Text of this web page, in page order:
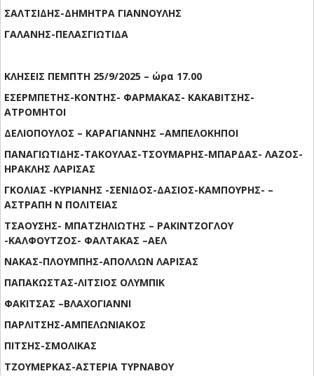
ΣΑΛΤΣΙΔΗΣ-ΔΗΜΗΤΡΑ ΓΙΑΝΝΟΥΛΗΣ
ΓΑΛΑΝΗΣ-ΠΕΛΑΣΓΙΩΤΙΔΑ
ΚΛΗΣΕΙΣ ΠΕΜΠΤΗ 25/9/2025 – ώρα 17.00
ΕΣΕΡΜΠΕΤΗΣ-ΚΟΝΤΗΣ- ΦΑΡΜΑΚΑΣ- ΚΑΚΑΒΙΤΣΗΣ-
ΑΤΡΟΜΗΤΟΙ
ΔΕΛΙΟΠΟΥΛΟΣ – ΚΑΡΑΓΙΑΝΝΗΣ –ΑΜΠΕΛΟΚΗΠΟΙ
ΠΑΝΑΓΙΩΤΙΔΗΣ-ΤΑΚΟΥΛΑΣ-ΤΣΟΥΜΑΡΗΣ-ΜΠΑΡΔΑΣ- ΛΑΖΟΣ-
ΗΡΑΚΛΗΣ ΛΑΡΙΣΑΣ
ΓΚΟΛΙΑΣ -ΚΥΡΙΑΝΗΣ -ΣΕΝΙΔΟΣ-ΔΑΣΙΟΣ-ΚΑΜΠΟΥΡΗΣ- –
ΑΣΤΡΑΠΗ Ν ΠΟΛΙΤΕΙΑΣ
ΤΣΑΟΥΣΗΣ- ΜΠΑΤΖΗΛΙΩΤΗΣ – ΡΑΚΙΝΤΖΟΓΛΟΥ
-ΚΑΛΦΟΥΤΖΟΣ- ΦΑΛΤΑΚΑΣ –ΑΕΛ
ΝΑΚΑΣ-ΠΛΟΥΜΠΗΣ-ΑΠΟΛΛΩΝ ΛΑΡΙΣΑΣ
ΠΑΠΑΚΩΣΤΑΣ-ΛΙΤΣΙΟΣ ΟΛΥΜΠΙΚ
ΦΑΚΙΤΣΑΣ –ΒΛΑΧΟΓΙΑΝΝΙ
ΠΑΡΛΙΤΣΗΣ-ΑΜΠΕΛΩΝΙΑΚΟΣ
ΠΙΤΣΗΣ-ΣΜΟΛΙΚΑΣ
ΤΖΟΥΜΕΡΚΑΣ-ΑΣΤΕΡΙΑ ΤΥΡΝΑΒΟΥ